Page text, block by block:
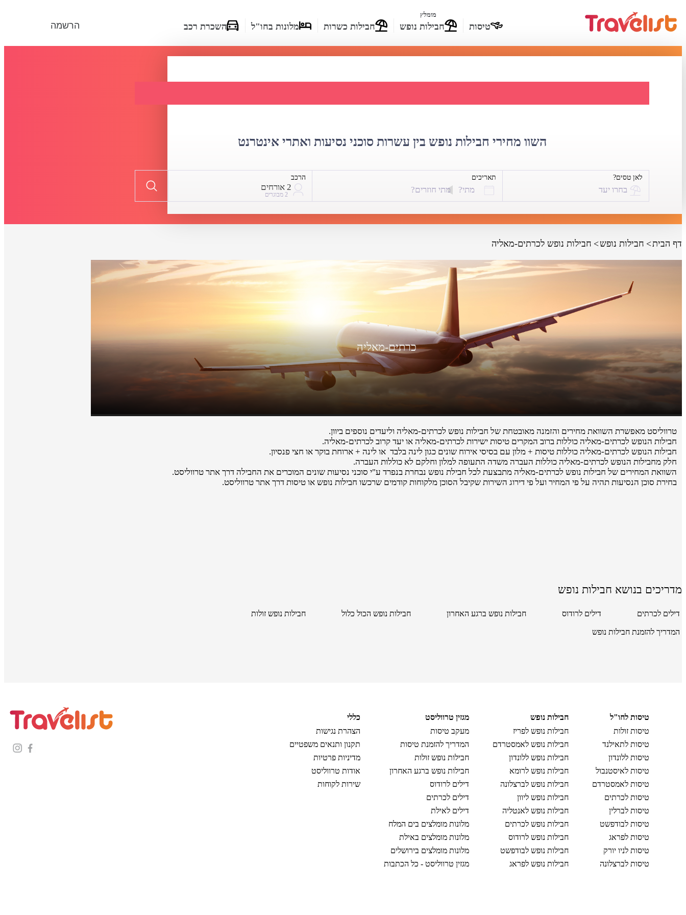
הרשמה טיסות
מומלץ
חבילות נופש חבילות כשרות מלונות בחו"ל השכרת רכב
השוו מחירי חבילות נופש בין עשרות סוכני נסיעות ואתרי אינטרנט
לאן טסים?
בחרו יעד
תאריכים
מתי? מתי חוזרים?
הרכב
2 אורחים
2 מבוגרים
דף הבית חבילות נופש חבילות נופש לכרתים-מאליה
כרתים-מאליה
טרווליסט מאפשרת השוואת מחירים והזמנה מאובטחת של חבילות נופש לכרתים-מאליה וליעדים נוספים ביוון.
חבילות הנופש לכרתים-מאליה כוללות ברוב המקרים טיסות ישירות לכרתים-מאליה או יעד קרוב לכרתים-מאליה.
חבילות הנופש לכרתים-מאליה כוללות טיסות + מלון עם בסיסי אירוח שונים כגון לינה בלבד או לינה + ארוחת בוקר או חצי פנסיון.
חלק מחבילות הנופש לכרתים-מאליה כוללות העברה משדה התעופה למלון וחלקם לא כוללות העברה.
השוואת המחירים של חבילות נופש לכרתים-מאליה מתבצעת לכל חבילת נופש נבחרת בנפרד ע"י סוכני נסיעות שונים המוכרים את החבילה דרך אתר טרווליסט.
בחירת סוכן הנסיעות תהיה על פי המחיר ועל פי דירוג השירות שקיבל הסוכן מלקוחות קודמים שרכשו חבילות נופש או טיסות דרך אתר טרווליסט.
מדריכים בנושא חבילות נופש
דילים לכרתים דילים לרודוס חבילות נופש ברגע האחרון חבילות נופש הכול כלול חבילות נופש זולות
המדריך להזמנת חבילות נופש
טיסות לחו"ל
טיסות זולות
טיסות לתאילנד
טיסות ללונדון
טיסות לאיסטנבול
טיסות לאמסטרדם
טיסות לכרתים
טיסות לברלין
טיסות לבודפשט
טיסות לפראג
טיסות לניו יורק
טיסות לברצלונה
חבילות נופש
חבילות נופש לפריז
חבילות נופש לאמסטרדם
חבילות נופש ללונדון
חבילות נופש לרומא
חבילות נופש לברצלונה
חבילות נופש ליוון
חבילות נופש לאנטליה
חבילות נופש לכרתים
חבילות נופש לרודוס
חבילות נופש לבודפשט
חבילות נופש לפראג
מגזין טרווליסט
מעקב טיסות
המדריך להזמנת טיסות
חבילות נופש זולות
חבילות נופש ברגע האחרון
דילים לרודוס
דילים לכרתים
דילים לאילת
מלונות מומלצים בים המלח
מלונות מומלצים באילת
מלונות מומלצים בירושלים
מגזין טרווליסט - כל הכתבות
כללי
הצהרת נגישות
תקנון ותנאים משפטיים
מדיניות פרטיות
אודות טרווליסט
שירות לקוחות